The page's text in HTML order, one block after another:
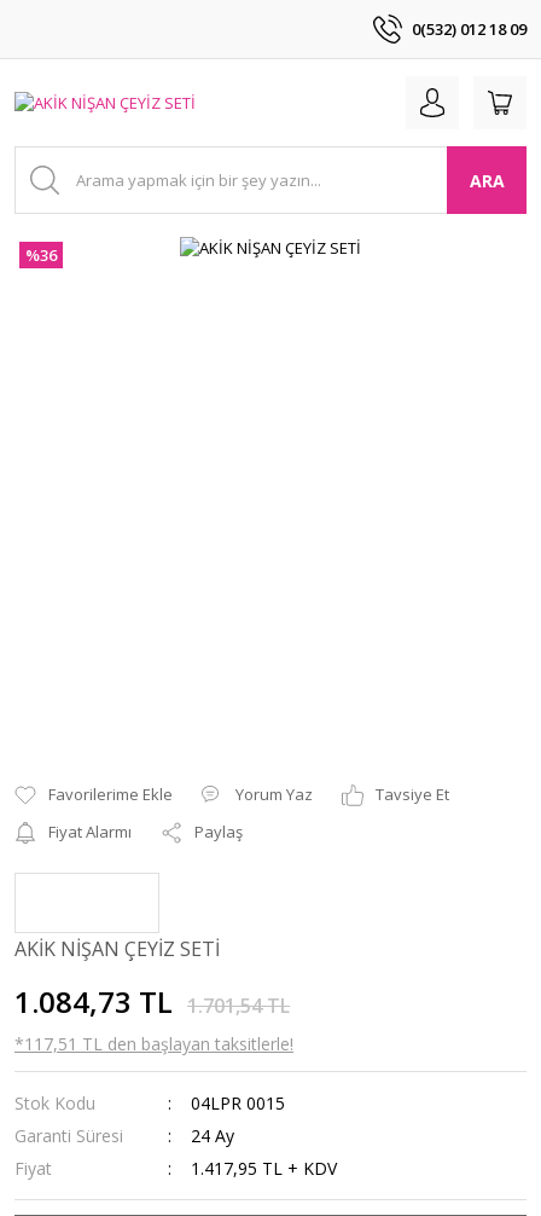
0(532) 012 18 09
ARA
%36
Yorum Yaz
Tavsiye Et
Fiyat Alarmı
Paylaş
AKİK NİŞAN ÇEYİZ SETİ
1.084,73 TL 1.701,54 TL
*117,51 TL den başlayan taksitlerle!
Stok Kodu
04LPR 0015
Garanti Süresi
24 Ay
Fiyat
1.417,95 TL + KDV